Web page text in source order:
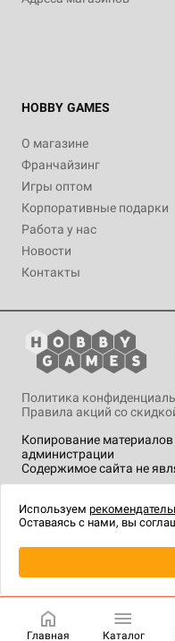
HOBBY GAMES
О магазине
Франчайзинг
Игры оптом
Корпоративные подарки
Работа у нас
Новости
Контакты
Копирование
администрации
Содержимое сайта не
Политика
Правила акций со
технологии.
Главная Каталог
Используем
Оставаясь с нами, вы